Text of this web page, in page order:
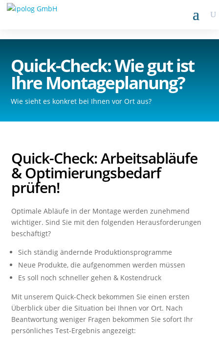
Quick-Check: Wie gut ist
Ihre Montageplanung?
Wie sieht es konkret bei Ihnen vor Ort aus?
Quick-Check: Arbeitsabläufe
& Optimierungsbedarf
prüfen!
Optimale Abläufe in der Montage werden zunehmend
wichtiger. Sind Sie mit den folgenden Herausforderungen
beschäftigt?
Sich ständig ändernde Produktionsprogramme
Neue Produkte, die aufgenommen werden müssen
Es soll noch schneller gehen & Kostendruck
Mit unserem Quick-Check bekommen Sie einen ersten
Überblick über die Situation bei Ihnen vor Ort. Nach
Beantwortung weniger Fragen bekommen Sie sofort Ihr
persönliches Test-Ergebnis angezeigt: